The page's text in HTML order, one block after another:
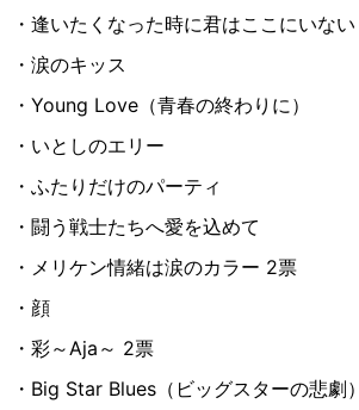
・逢いたくなった時に君はここにいない
・涙のキッス
・Young Love（青春の終わりに）
・いとしのエリー
・ふたりだけのパーティ
・闘う戦士たちへ愛を込めて
・メリケン情緒は涙のカラー 2票
・顔
・彩～Aja～ 2票
・Big Star Blues（ビッグスターの悲劇